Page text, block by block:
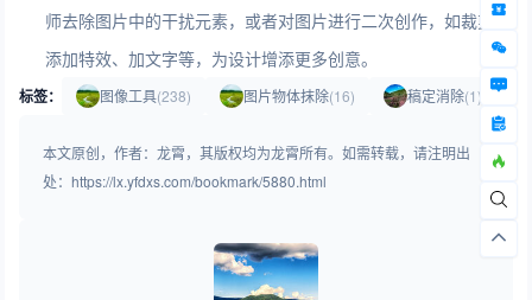
师去除图片中的干扰元素，或者对图片进行二次创作，如裁剪、
添加特效、加文字等，为设计增添更多创意。
标签： 图像工具(238) 图片物体抹除(16) 稿定消除(1)
本文原创，作者：龙霄，其版权均为龙霄所有。如需转载，请注明出
处：https://lx.yfdxs.com/bookmark/5880.html